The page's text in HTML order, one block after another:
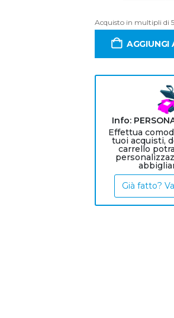
Acquisto in multipli di
AGGIUNGI
Info:
Effettua
tuoi acquisti,
carrello
Già fatto?